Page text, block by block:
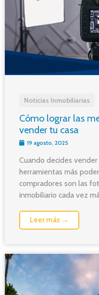
Noticias Inmobiliarias
Cómo lograr las
vender tu casa
19 agosto, 2025
Cuando decides vender
herramientas más
compradores son las
inmobiliario cada vez
Leer más →